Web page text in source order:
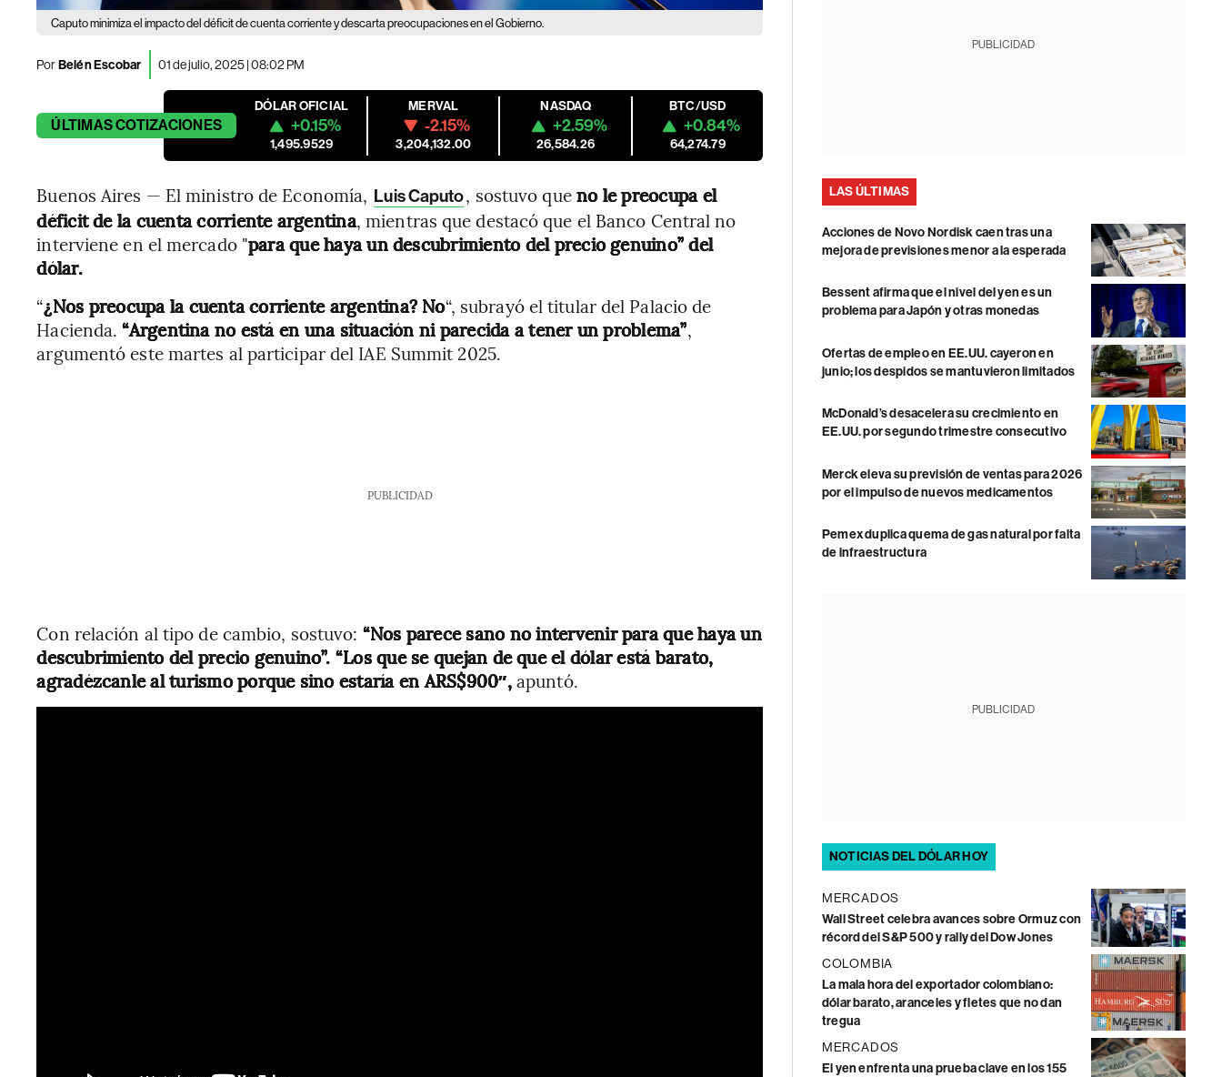
Caputo minimiza el impacto del déficit de cuenta corriente y descarta preocupaciones en el Gobierno.
PorBelén Escobar 01 de julio, 2025 | 08:02 PM
ÚLTIMASCOTIZACIONES
DÓLAR OFICIAL
+0.15%
1,495.9529
MERVAL
-2.15%
3,204,132.00
NASDAQ
+2.59%
26,584.26
BTC/USD
+0.84%
64,274.79
Buenos Aires — El ministro de Economía, Luis Caputo, sostuvo queno le preocupa el
déficit de la cuenta corriente argentina, mientras que destacó que el Banco Central no
interviene en el mercado "para que haya un descubrimiento del precio genuino” del
dólar.
“¿Nos preocupa la cuenta corriente argentina? No“, subrayó el titular del Palacio de
Hacienda.“Argentina no está en una situación ni parecida a tener un problema”,
argumentó este martes al participar del IAE Summit 2025.
PUBLICIDAD
Con relación al tipo de cambio, sostuvo: “Nos parece sano no intervenir para que haya un
descubrimiento del precio genuino”. “Los que se quejan de que el dólar está barato,
agradézcanle al turismo porque sino estaría en ARS$900″,apuntó.
PUBLICIDAD
LAS ÚLTIMAS
Acciones de Novo Nordisk caen tras una
mejora de previsiones menor a la esperada
Bessent afirma que el nivel del yen es un
problema para Japón y otras monedas
Ofertas de empleo en EE.UU. cayeron en
junio; los despidos se mantuvieron limitados
McDonald’s desacelera su crecimiento en
EE.UU. por segundo trimestre consecutivo
Merck eleva su previsión de ventas para 2026
por el impulso de nuevos medicamentos
Pemex duplica quema de gas natural por falta
de infraestructura
PUBLICIDAD
NOTICIAS DEL DÓLAR HOY
MERCADOS
Wall Street celebra avances sobre Ormuz con
récord del S&P 500 y rally del Dow Jones
COLOMBIA
La mala hora del exportador colombiano:
dólar barato, aranceles y fletes que no dan
tregua
MERCADOS
El yen enfrenta una prueba clave en los 155